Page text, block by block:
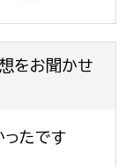
をお聞かせ
ったです